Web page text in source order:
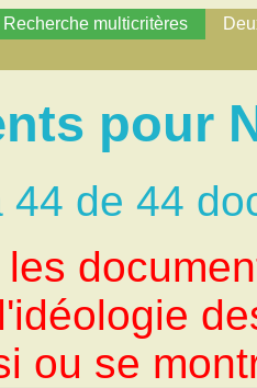
Recherche multicritères
pour
44 de 44
ou se